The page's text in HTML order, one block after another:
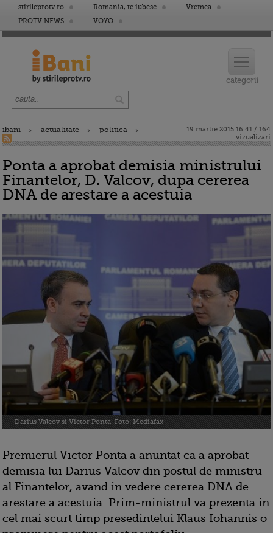
stirileprotv.ro Romania, te iubesc
Vremea
PROTV NEWS
VOYO
ibani actualitate politica
19 martie 2015 16:41 / 164
vizualizari
Ponta a aprobat demisia ministrului
Finantelor, D. Valcov, dupa cererea
DNA de arestare a acestuia
Darius Valcov si Victor Ponta. Foto: Mediafax
Premierul Victor Ponta a anuntat ca a aprobat
demisia lui Darius Valcov din postul de ministru
al Finantelor, avand in vedere cererea DNA de
arestare a acestuia. Prim-ministrul va prezenta in
cel mai scurt timp presedintelui Klaus Iohannis o